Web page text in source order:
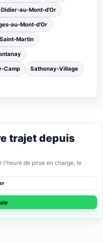
au-Mont-d'Or
au-Mont-d'Or
Martin
Camp Sathonay-Village
trajet depuis
l'heure de prise en charge, le